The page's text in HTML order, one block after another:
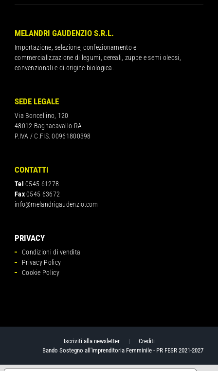
MELANDRI GAUDENZIO S.R.L.
Importazione, selezione, confezionamento e
commercializzazione di legumi, cereali, zuppe e semi oleosi,
convenzionali e di origine biologica.
SEDE LEGALE
Via Boncellino, 120
48012 Bagnacavallo RA
P.IVA / C.FIS. 00961800398
CONTATTI
Tel 0545 61278
Fax0545 63672
info@melandrigaudenzio.com
PRIVACY
Condizioni di vendita
Privacy Policy
Cookie Policy
Iscriviti alla newsletter| Crediti
Bando Sostegno all'imprenditoria Femminile - PR FESR 2021-2027